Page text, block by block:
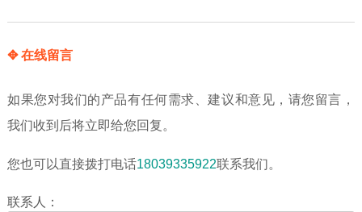
✥ 在线留言
如果您对我们的产品有任何需求、建议和意见，请您留言，
我们收到后将立即给您回复。
您也可以直接拨打电话18039335922联系我们。
联系人：